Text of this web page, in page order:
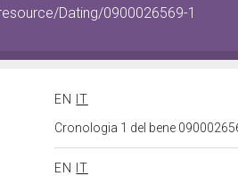
Dating/0900026569-1
EN
IT
Cronologia 1 del bene
EN
IT